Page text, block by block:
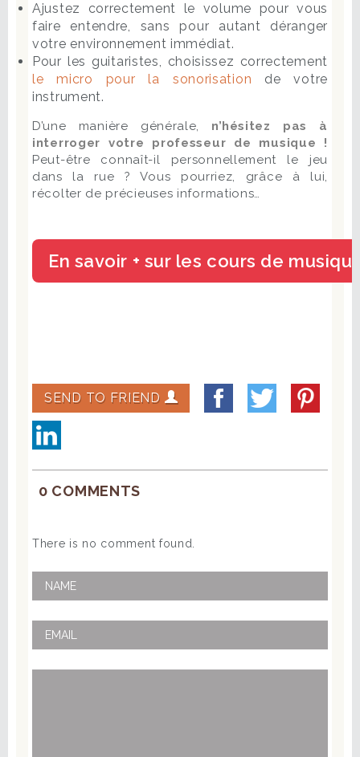
Ajustez correctement le volume pour vous
faire entendre, sans pour autant déranger
votre environnement immédiat.
Pour les guitaristes, choisissez correctement
le micro pour la sonorisation de votre
instrument.
D’une manière générale, n’hésitez pas à
interroger votre professeur de musique !
Peut-être connaît-il personnellement le jeu
dans la rue ? Vous pourriez, grâce à lui,
récolter de précieuses informations…
SEND TO FRIEND
0 COMMENTS
There is no comment found.